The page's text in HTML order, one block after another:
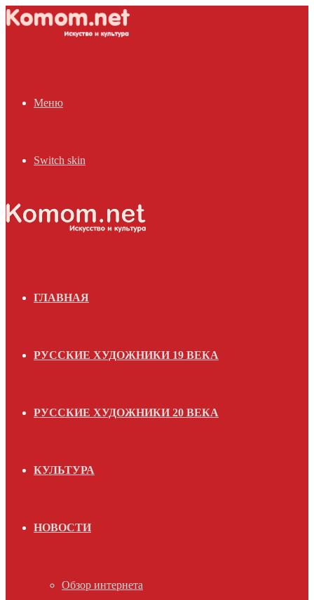
Меню
Switch skin
ГЛАВНАЯ
РУССКИЕ ХУДОЖНИКИ 19 ВЕКА
РУССКИЕ ХУДОЖНИКИ 20 ВЕКА
КУЛЬТУРА
НОВОСТИ
Обзор интернета